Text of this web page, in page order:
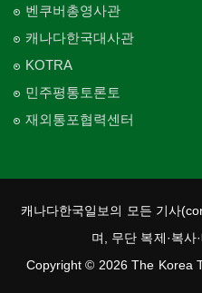
벤쿠버총영사관
캐나다한국대사관
KOTRA
민주평통토론토
재외통포협력센터
캐나다한국일보의 모든 기사
며, 무단 복제·복사
Copyright © 2026 The Korea